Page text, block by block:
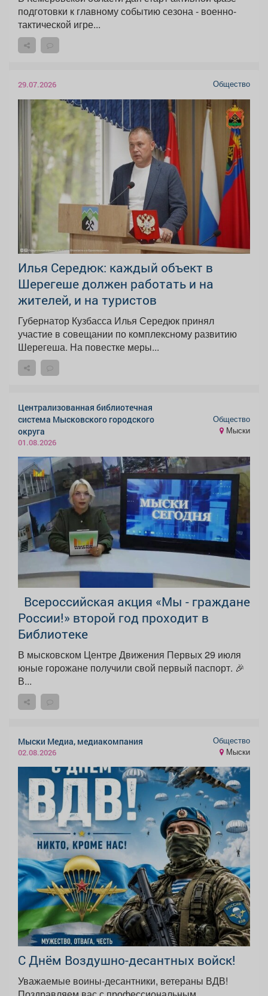
подготовки к главному событию сезона - военно-
тактической игре...
29.07.2026 Общество
Илья Середюк: каждый объект в
Шерегеше должен работать и на
жителей, и на туристов
Губернатор Кузбасса Илья Середюк принял
участие в совещании по комплексному развитию
Шерегеша. На повестке меры...
Централизованная библиотечная
система Мысковского городского
округа
01.08.2026
Общество
Мыски
Всероссийская акция «Мы - граждане
России!» второй год проходит в
Библиотеке
В мысковском Центре Движения Первых 29 июля
юные горожане получили свой первый паспорт. 🎉
В...
Мыски Медиа, медиакомпания
02.08.2026
Общество
Мыски
С Днём Воздушно-десантных войск!
Уважаемые воины-десантники, ветераны ВДВ!